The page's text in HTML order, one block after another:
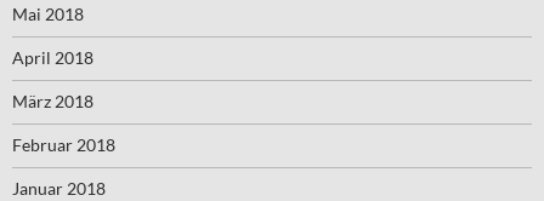
Mai 2018
April 2018
März 2018
Februar 2018
Januar 2018